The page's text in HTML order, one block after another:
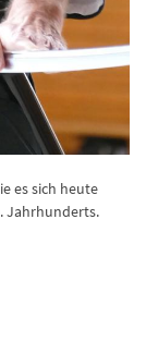
es sich heute
Jahrhunderts.